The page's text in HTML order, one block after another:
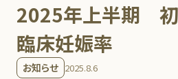
2025年上半期
臨床妊娠率
お知らせ 2025.8.6